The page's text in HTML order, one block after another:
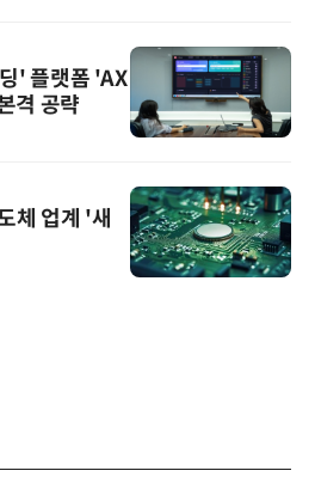
' 플랫폼 'AX
격 공략
체 업계 '새